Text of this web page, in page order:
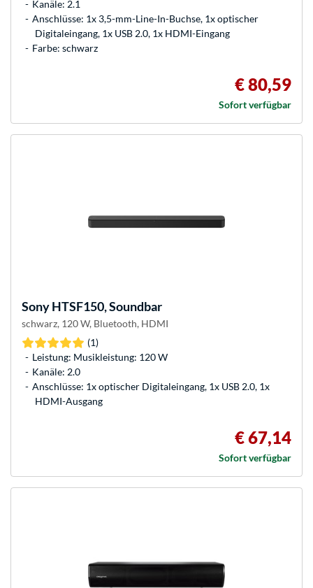
Kanäle: 2.1
Anschlüsse: 1x 3,5-mm-Line-In-Buchse, 1x optischer
Digitaleingang, 1x USB 2.0, 1x HDMI-Eingang
Farbe: schwarz
€ 80,59
Sofort verfügbar
SonyHTSF150, Soundbar
schwarz, 120 W, Bluetooth, HDMI
(1)
Leistung: Musikleistung: 120 W
Kanäle: 2.0
Anschlüsse: 1x optischer Digitaleingang, 1x USB 2.0, 1x
HDMI-Ausgang
€ 67,14
Sofort verfügbar